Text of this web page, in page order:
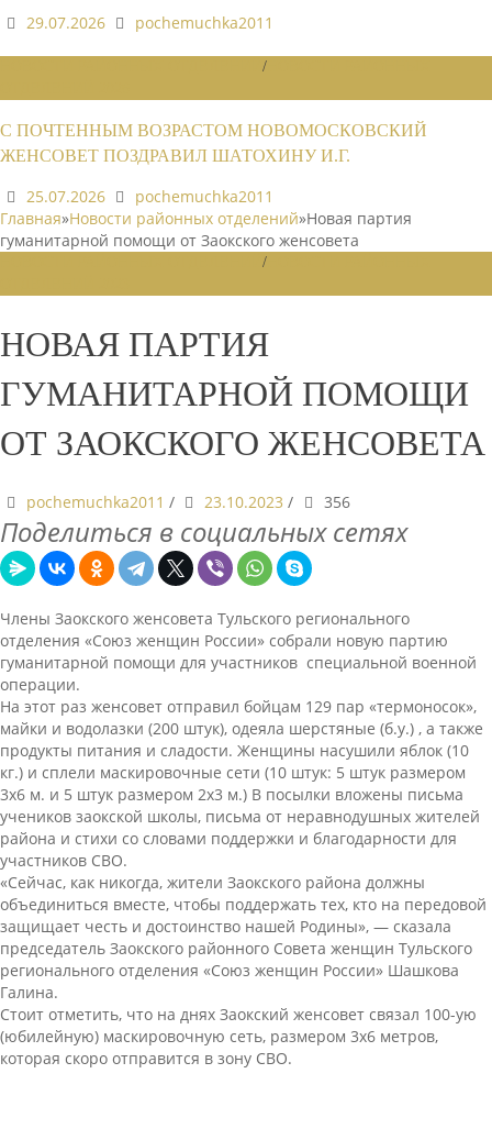
29.07.2026 pochemuchka2011
/
С ПОЧТЕННЫМ ВОЗРАСТОМ НОВОМОСКОВСКИЙ
ЖЕНСОВЕТ ПОЗДРАВИЛ ШАТОХИНУ И.Г.
25.07.2026
pochemuchka2011
Главная»Новости районных отделений»Новая партия
гуманитарной помощи от Заокского женсовета
/
НОВАЯ ПАРТИЯ
ГУМАНИТАРНОЙ ПОМОЩИ
ОТ ЗАОКСКОГО ЖЕНСОВЕТА
pochemuchka2011 / 23.10.2023 / 356
Поделиться в социальных сетях
Члены Заокского женсовета Тульского регионального
отделения «Союз женщин России» собрали новую партию
гуманитарной помощи для участников специальной военной
операции.
На этот раз женсовет отправил бойцам 129 пар «термоносок»,
майки и водолазки (200 штук), одеяла шерстяные (б.у.) , а также
продукты питания и сладости. Женщины насушили яблок (10
кг.) и сплели маскировочные сети (10 штук: 5 штук размером
3х6 м. и 5 штук размером 2х3 м.) В посылки вложены письма
учеников заокской школы, письма от неравнодушных жителей
района и стихи со словами поддержки и благодарности для
участников СВО.
«Сейчас, как никогда, жители Заокского района должны
объединиться вместе, чтобы поддержать тех, кто на передовой
защищает честь и достоинство нашей Родины», — сказала
председатель Заокского районного Совета женщин Тульского
регионального отделения «Союз женщин России» Шашкова
Галина.
Стоит отметить, что на днях Заокский женсовет связал 100-ую
(юбилейную) маскировочную сеть, размером 3х6 метров,
которая скоро отправится в зону СВО.